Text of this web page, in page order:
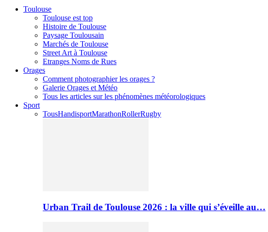
Toulouse
Toulouse est top
Histoire de Toulouse
Paysage Toulousain
Marchés de Toulouse
Street Art à Toulouse
Etranges Noms de Rues
Orages
Comment photographier les orages ?
Galerie Orages et Météo
Tous les articles sur les phénomènes météorologiques
Sport
TousHandisportMarathonRollerRugby
Urban Trail de Toulouse 2026 : la ville qui s’éveille au…